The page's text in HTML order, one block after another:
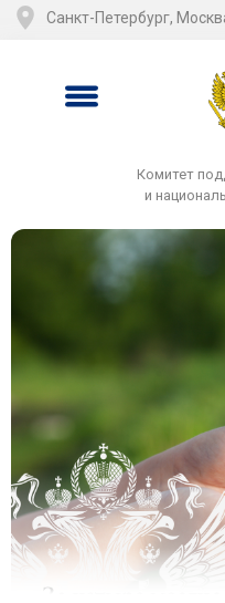
Санкт-Петербург,
Комитет
и